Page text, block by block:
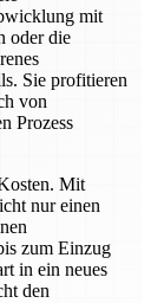
mit
oder die
Sie profitieren
von
Prozess
Mit
nur einen
zum Einzug
in ein neues
den